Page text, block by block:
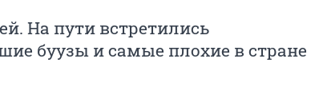
На пути встретились
буузы и самые плохие в стране